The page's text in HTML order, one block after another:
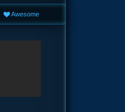
Awesome